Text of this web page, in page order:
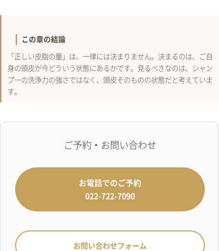
この章の結論
「正しい皮脂の量」は、一律には決まりません。決まるのは、ご自
身の頭皮が今どういう状態にあるかです。見るべきなのは、シャン
プーの洗浄力の強さではなく、頭皮そのものの状態だと考えていま
す。
ご予約・お問い合わせ
お電話でのご予約
022-722-7090
お問い合わせフォーム